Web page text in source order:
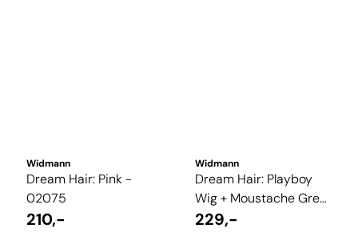
Widmann
Dream Hair: Pink -
02075
210,-
Widmann
Dream Hair: Playboy
Wig + Moustache Grey
- L9197
229,-